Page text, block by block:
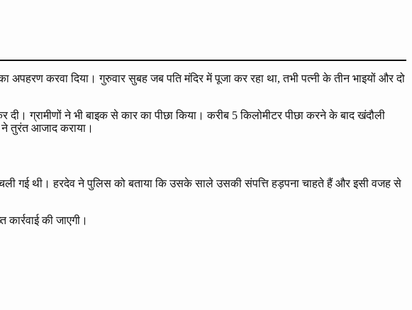
करवा दिया। गुरुवार सुबह जब पति मंदिर में पूजा कर रहा था, तभी पत्नी के तीन भाइयों और दो
ग्रामीणों ने भी बाइक से कार का पीछा किया। करीब 5 किलोमीटर पीछा करने के बाद खंदौली
तुरंत आजाद कराया।
गई थी। हरदेव ने पुलिस को बताया कि उसके साले उसकी संपत्ति हड़पना चाहते हैं और इसी वजह से
की जाएगी।